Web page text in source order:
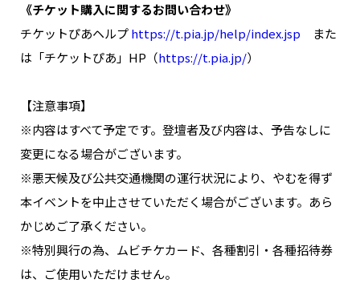
《チケット購入に関するお問い合わせ》
チケットぴあヘルプhttps://t.pia.jp/help/index.jsp また
は「チケットぴあ」HP（https://t.pia.jp/）
【注意事項】
※内容はすべて予定です。登壇者及び内容は、予告なしに
変更になる場合がございます。
※悪天候及び公共交通機関の運行状況により、やむを得ず
本イベントを中止させていただく場合がございます。あら
かじめご了承ください。
※特別興行の為、ムビチケカード、各種割引・各種招待券
は、ご使用いただけません。